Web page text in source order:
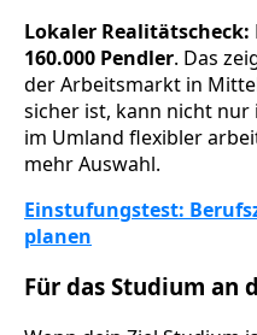
Lokaler Realitätscheck:
160.000 Pendler. Das
der Arbeitsmarkt in
sicher ist, kann nicht
im Umland flexibler
mehr Auswahl.
Einstufungstest:
planen
Für das Studium an